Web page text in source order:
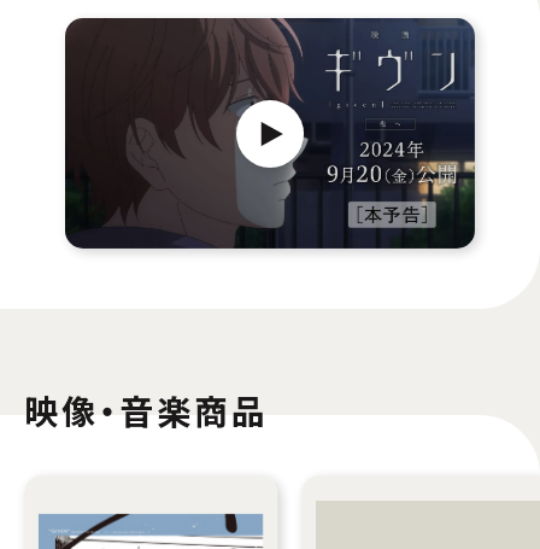
映像・音楽商品